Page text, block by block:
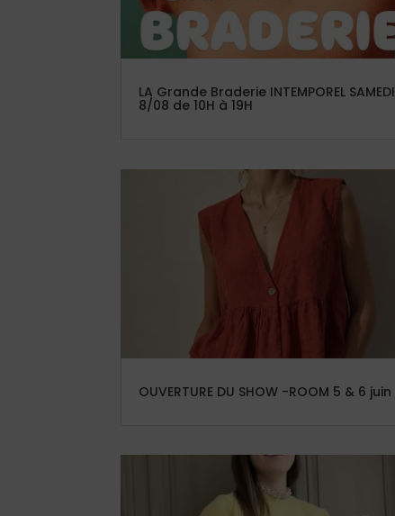
LA Grande Braderie INTEMPOREL SAMEDI
8/08 de 10H à 19H
OUVERTURE DU SHOW -ROOM 5 & 6 juin